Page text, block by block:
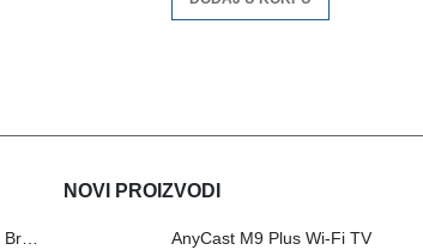
NOVI PROIZVODI
AnyCast M9 Plus Wi-Fi TV